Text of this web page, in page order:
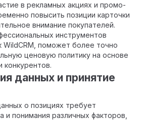
в рекламных акциях и промо-
повысить позиции карточки
внимание покупателей.
инструментов
WildCRM, поможет более точно
ценовую политику на основе
конкурентов.
данных и принятие
о позициях требует
и понимания различных факторов,